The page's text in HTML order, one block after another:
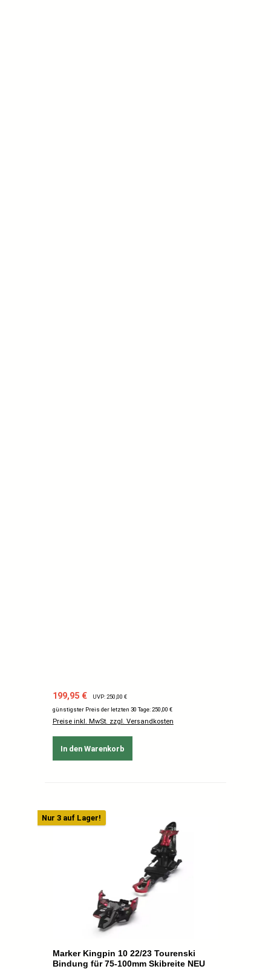
Verkaufspreis:
199,95 € Regulärer Preis:
UVP: 250,00 €
günstigster Preis der letzten 30 Tage: 250,00 €
Preise inkl. MwSt. zzgl. Versandkosten
In den Warenkorb
Nur 3 auf Lager!
Marker Kingpin 10 22/23 Tourenski
Bindung für 75-100mm Skibreite NEU